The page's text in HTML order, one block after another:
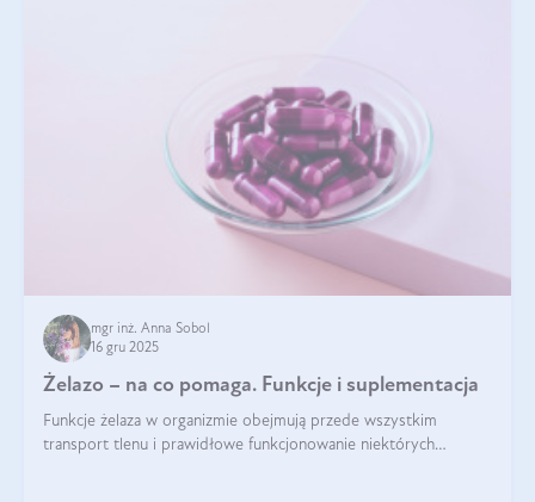
mgr inż. Anna Sobol
16 gru 2025
Żelazo – na co pomaga. Funkcje i suplementacja
Funkcje żelaza w organizmie obejmują przede wszystkim
transport tlenu i prawidłowe funkcjonowanie niektórych